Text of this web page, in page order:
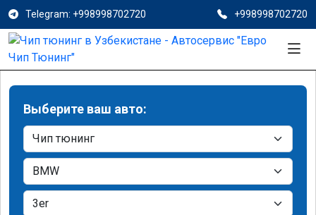
Telegram: +998998702720 +998998702720
Выберите ваш авто: